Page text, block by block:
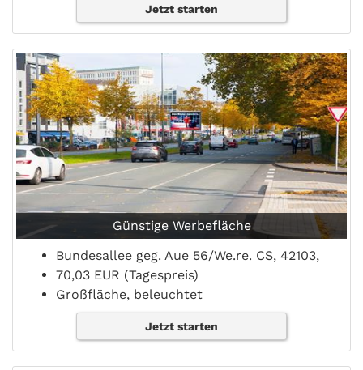
Jetzt starten
Günstige Werbefläche
Bundesallee geg. Aue 56/We.re. CS, 42103,
70,03 EUR (Tagespreis)
Großfläche, beleuchtet
Jetzt starten